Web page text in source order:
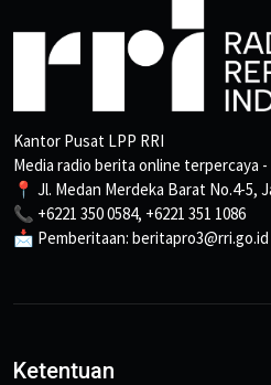
Kantor Pusat LPP RRI
Media radio berita online terpercaya -
📍 Jl. Medan Merdeka Barat No.4-5,
📞 +6221 350 0584, +6221 351 1086
📩 Pemberitaan: beritapro3@rri.go.id
Ketentuan